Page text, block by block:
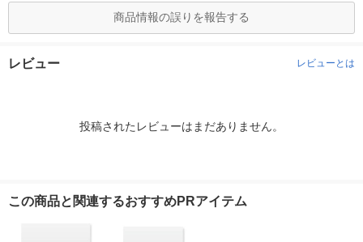
商品情報の誤りを報告する
レビュー レビューとは
投稿されたレビューはまだありません。
この商品と関連するおすすめPRアイテム